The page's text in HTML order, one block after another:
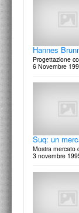
Michela
A scuola con
Hannes
Progettazione
6 Novembre
Suq: un
Mostra mercato
3 novembre